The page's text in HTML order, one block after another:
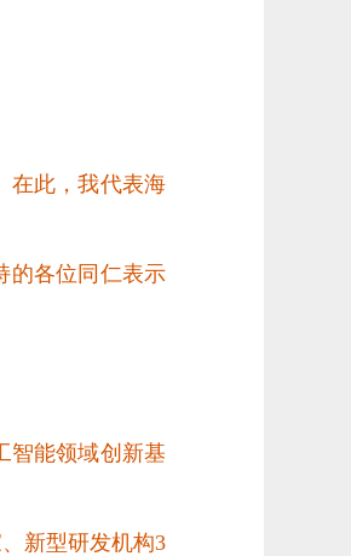
在此，我代表海
的各位同仁表示
智能领域创新基
新型研发机构3